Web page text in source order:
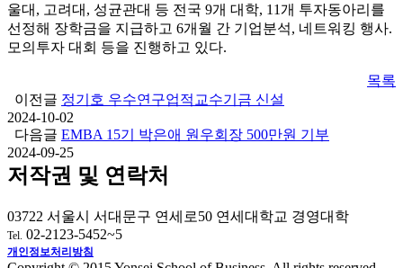
울대, 고려대, 성균관대 등 전국 9개 대학, 11개 투자동아리를
선정해 장학금을 지급하고 6개월 간 기업분석, 네트워킹 행사.
모의투자 대회 등을 진행하고 있다.
목록
이전글 정기호 우수연구업적교수기금 신설
2024-10-02
다음글 EMBA 15기 박은애 원우회장 500만원 기부
2024-09-25
저작권 및 연락처
03722 서울시 서대문구 연세로50 연세대학교 경영대학
Tel. 02-2123-5452~5
개인정보처리방침